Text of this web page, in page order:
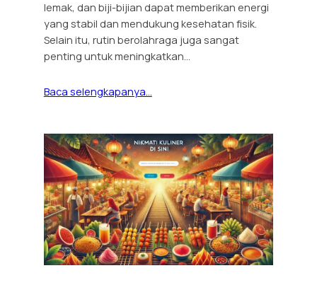
lemak, dan biji-bijian dapat memberikan energi
yang stabil dan mendukung kesehatan fisik.
Selain itu, rutin berolahraga juga sangat
penting untuk meningkatkan…
Baca selengkapanya…